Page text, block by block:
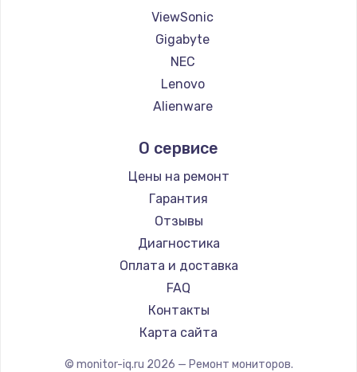
ViewSonic
Gigabyte
NEC
Lenovo
Alienware
Thunderobot
Hisense
АОС
Ardor
Machenike
iru
Titan Army
iFFALCON
Dahua
О сервисе
Цены на ремонт
Гарантия
Отзывы
Диагностика
Оплата и доставка
FAQ
Контакты
Карта сайта
© monitor-iq.ru 2026 — Ремонт мониторов.